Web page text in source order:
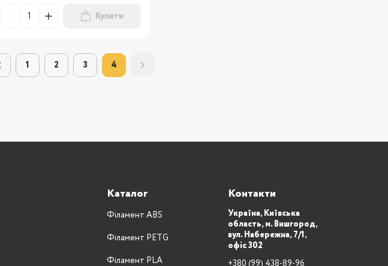
Купити
1 2 3 4
Каталог
Філамент ABS
Філамент PETG
Філамент PLA
Контакти
Україна, Київська
область, м. Вишгород,
вул. Набережна, 7/1,
офіс 302
+380 (99) 438-89-96